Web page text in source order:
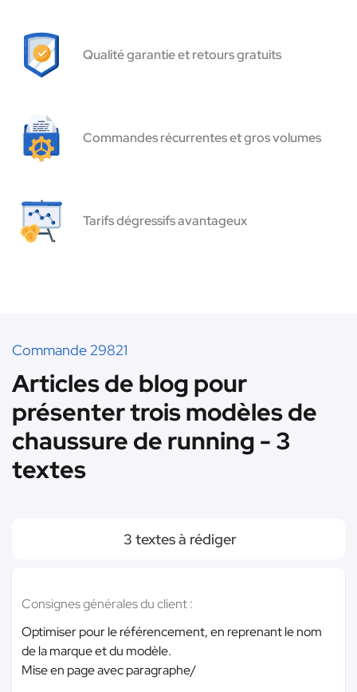
Qualité garantie et retours gratuits
Commandes récurrentes et gros volumes
Tarifs dégressifs avantageux
Commande 29821
Articles de blog pour
présenter trois modèles de
chaussure de running - 3
textes
3 textes à rédiger
Consignes générales du client :
Optimiser pour le référencement, en reprenant le nom
de la marque et du modèle.
Mise en page avec paragraphe/